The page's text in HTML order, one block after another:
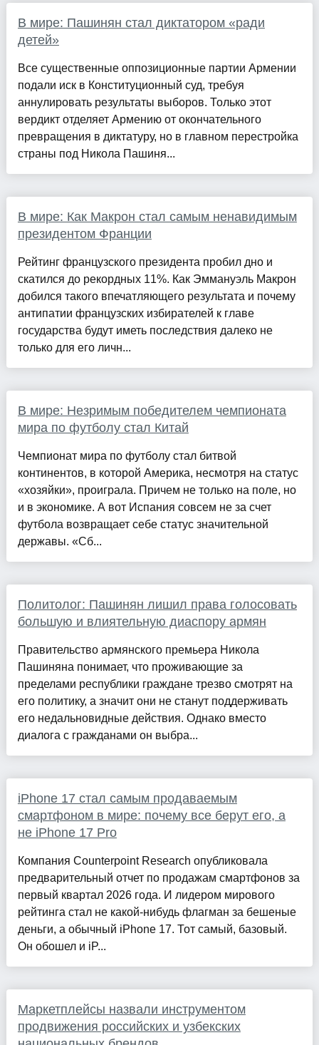
В мире: Пашинян стал диктатором «ради
детей»
Все существенные оппозиционные партии Армении
подали иск в Конституционный суд, требуя
аннулировать результаты выборов. Только этот
вердикт отделяет Армению от окончательного
превращения в диктатуру, но в главном перестройка
страны под Никола Пашиня...
В мире: Как Макрон стал самым ненавидимым
президентом Франции
Рейтинг французского президента пробил дно и
скатился до рекордных 11%. Как Эммануэль Макрон
добился такого впечатляющего результата и почему
антипатии французских избирателей к главе
государства будут иметь последствия далеко не
только для его личн...
В мире: Незримым победителем чемпионата
мира по футболу стал Китай
Чемпионат мира по футболу стал битвой
континентов, в которой Америка, несмотря на статус
«хозяйки», проиграла. Причем не только на поле, но
и в экономике. А вот Испания совсем не за счет
футбола возвращает себе статус значительной
державы. «Сб...
Политолог: Пашинян лишил права голосовать
большую и влиятельную диаспору армян
Правительство армянского премьера Никола
Пашиняна понимает, что проживающие за
пределами республики граждане трезво смотрят на
его политику, а значит они не станут поддерживать
его недальновидные действия. Однако вместо
диалога с гражданами он выбра...
iPhone 17 стал самым продаваемым
смартфоном в мире: почему все берут его, а
не iPhone 17 Pro
Компания Counterpoint Research опубликовала
предварительный отчет по продажам смартфонов за
первый квартал 2026 года. И лидером мирового
рейтинга стал не какой-нибудь флагман за бешеные
деньги, а обычный iPhone 17. Тот самый, базовый.
Он обошел и iP...
Маркетплейсы назвали инструментом
продвижения российских и узбекских